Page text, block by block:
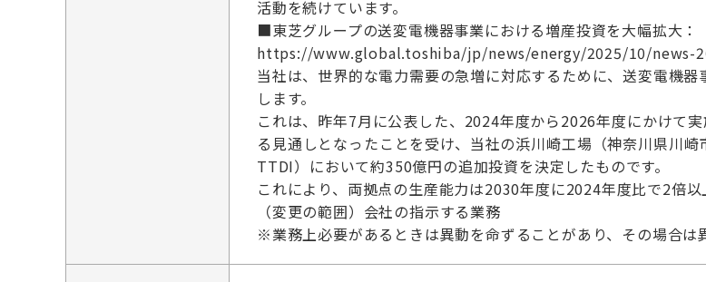
活動を続けています。
■東芝グループの送変電機器事業における増産投資を大幅拡大：
https://www.global.toshiba/jp/news/energy/2025/10/news-
当社は、世界的な電力需要の急増に対応するために、送変電機
します。
これは、昨年7月に公表した、2024年度から2026年度にかけて
る見通しとなったことを受け、当社の浜川崎工場（神奈川県川
TTDI）において約350億円の追加投資を決定したものです。
これにより、両拠点の生産能力は2030年度に2024年度比で2倍以
（変更の範囲）会社の指示する業務
※業務上必要があるときは異動を命ずることがあり、その場合は